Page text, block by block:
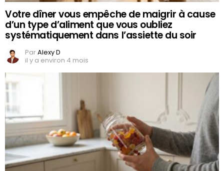
Votre dîner vous empêche de maigrir à cause
d’un type d’aliment que vous oubliez
systématiquement dans l’assiette du soir
ParAlexy D
il y a environ 4 mois